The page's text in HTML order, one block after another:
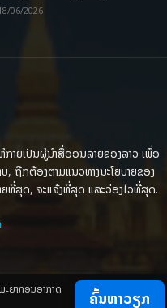
06/2026
ກາຍເປັນຜູ້ນຳສື່ອອນລາຍຂອງລາວ ເພື່ອ
ຖືກຕ້ອງຕາມແນວທາງນະໂຍບາຍຂອງ
ທີ່ສຸດ, ຈະແຈ້ງທີ່ສຸດ ແລະວ່ອງໄວທີ່ສຸດ.
ະຍາກອນອາກາດ ຄົ້ນຫາວຽກ